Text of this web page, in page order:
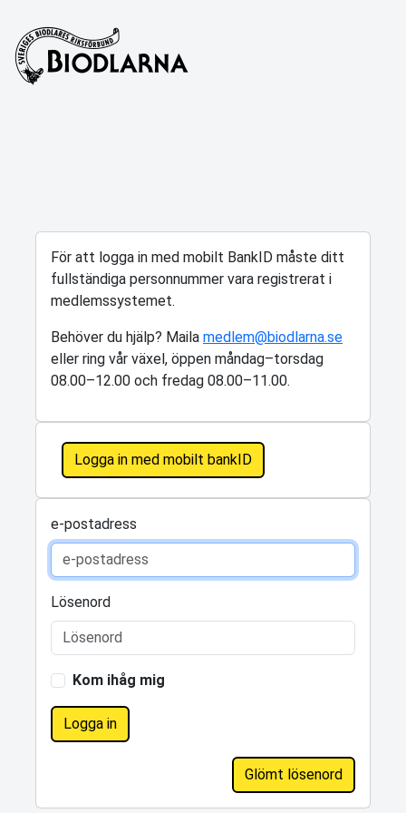
För att logga in med mobilt BankID måste ditt
fullständiga personnummer vara registrerat i
medlemssystemet.
Behöver du hjälp? Maila medlem@biodlarna.se
eller ring vår växel, öppen måndag–torsdag
08.00–12.00 och fredag 08.00–11.00.
Logga in med mobilt bankID
e-postadress
Lösenord
Kom ihåg mig
Logga in
Glömt lösenord